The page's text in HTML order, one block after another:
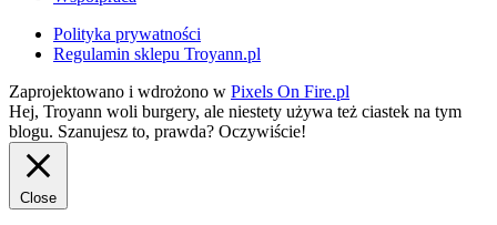
Polityka prywatności
Regulamin sklepu Troyann.pl
Zaprojektowano i wdrożono w Pixels On Fire.pl
Hej, Troyann woli burgery, ale niestety używa też ciastek na tym
blogu. Szanujesz to, prawda? Oczywiście!
Close